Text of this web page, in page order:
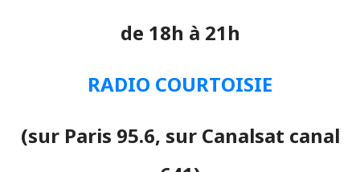
de 18h à 21h
RADIO COURTOISIE
(sur Paris 95.6, sur Canalsat canal